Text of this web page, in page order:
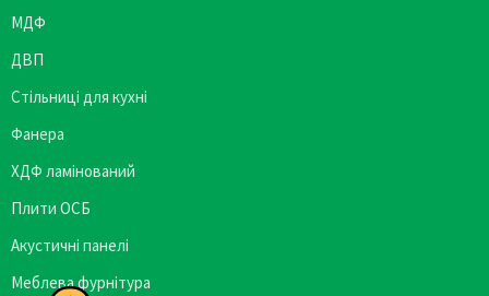
МДФ
ДВП
Стільниці для кухні
Фанера
ХДФ ламінований
Плити ОСБ
Акустичні панелі
Меблева фурнітура